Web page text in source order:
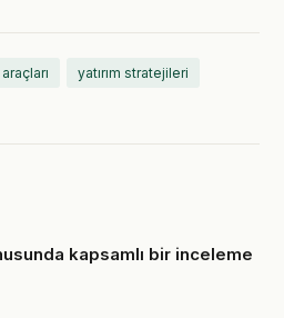
yatırım stratejileri
kapsamlı bir inceleme